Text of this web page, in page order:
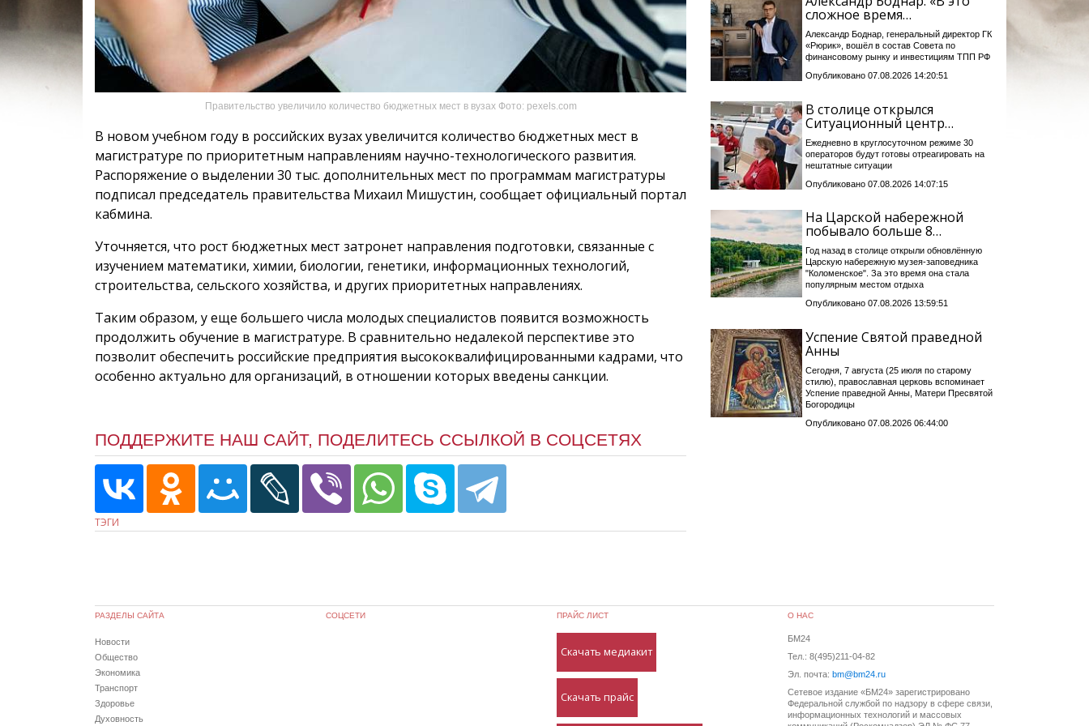
Правительство увеличило количество бюджетных мест в вузах Фото: pexels.com
В новом учебном году в российских вузах увеличится количество бюджетных мест в
магистратуре по приоритетным направлениям научно-технологического развития.
Распоряжение о выделении 30 тыс. дополнительных мест по программам магистратуры
подписал председатель правительства Михаил Мишустин, сообщает официальный портал
кабмина.
Уточняется, что рост бюджетных мест затронет направления подготовки, связанные с
изучением математики, химии, биологии, генетики, информационных технологий,
строительства, сельского хозяйства, и других приоритетных направлениях.
Таким образом, у еще большего числа молодых специалистов появится возможность
продолжить обучение в магистратуре. В сравнительно недалекой перспективе это
позволит обеспечить российские предприятия высококвалифицированными кадрами, что
особенно актуально для организаций, в отношении которых введены санкции.
ПОДДЕРЖИТЕ НАШ САЙТ, ПОДЕЛИТЕСЬ ССЫЛКОЙ В СОЦСЕТЯХ
ТЭГИ
сложное время…
Александр Боднар, генеральный директор ГК
«Рюрик», вошёл в состав Совета по
финансовому рынку и инвестициям ТПП РФ
Опубликовано 07.08.2026 14:20:51
В столице открылся
Ситуационный центр…
Ежедневно в круглосуточном режиме 30
операторов будут готовы отреагировать на
нештатные ситуации
Опубликовано 07.08.2026 14:07:15
На Царской набережной
побывало больше 8…
Год назад в столице открыли обновлённую
Царскую набережную музея-заповедника
"Коломенское". За это время она стала
популярным местом отдыха
Опубликовано 07.08.2026 13:59:51
Успение Святой праведной
Анны
Сегодня, 7 августа (25 июля по старому
стилю), православная церковь вспоминает
Успение праведной Анны, Матери Пресвятой
Богородицы
Опубликовано 07.08.2026 06:44:00
РАЗДЕЛЫ САЙТА
Новости
Общество
Экономика
Транспорт
Здоровье
Духовность
СОЦСЕТИ ПРАЙС ЛИСТ
Скачать медиакит
Скачать прайс
О НАС
БМ24
Тел.: 8(495)211-04-82
Эл. почта: bm@bm24.ru
Сетевое издание «БМ24» зарегистрировано
Федеральной службой по надзору в сфере связи,
информационных технологий и массовых